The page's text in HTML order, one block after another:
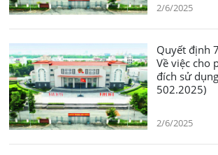
2/6/2025
Quyết định
Về việc cho
đích sử
502.2025)
2/6/2025